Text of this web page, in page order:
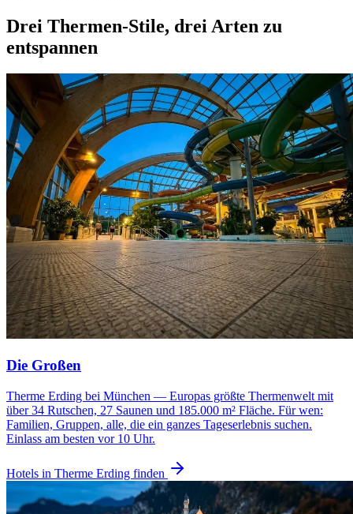
Drei Thermen-Stile, drei Arten zu
entspannen
Die Großen
Therme Erding bei München — Europas größte Thermenwelt mit
über 34 Rutschen, 27 Saunen und 185.000 m² Fläche. Für wen:
Familien, Gruppen, alle, die ein ganzes Tageserlebnis suchen.
Einlass am besten vor 10 Uhr.
Hotels in Therme Erding finden